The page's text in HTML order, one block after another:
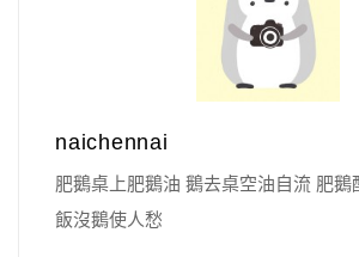
naichennai
肥鵝桌上肥鵝油 鵝去桌空油自流 肥鵝
飯沒鵝使人愁